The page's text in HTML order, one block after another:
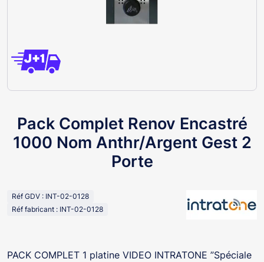
Pack Complet Renov Encastré
1000 Nom Anthr/Argent Gest 2
Porte
Réf GDV : INT-02-0128
Réf fabricant : INT-02-0128
PACK COMPLET 1 platine VIDEO INTRATONE ”Spéciale